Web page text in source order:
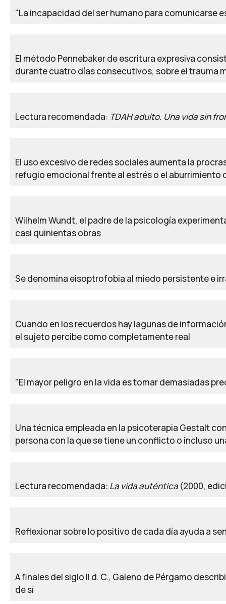
"La incapacidad del ser humano para comunicarse
El método Pennebaker de escritura expresiva
durante cuatro días consecutivos, sobre el trauma
Lectura recomendada: TDAH adulto. Una vida sin
El uso excesivo de redes sociales aumenta la
refugio emocional frente al estrés o el aburrimiento
Wilhelm Wundt, el padre de la psicología
casi quinientas obras
Se denomina eisoptrofobia al miedo persistente e
Cuando en los recuerdos hay lagunas de
el sujeto percibe como completamente real
"El mayor peligro en la vida es tomar demasiadas
Una técnica empleada en la psicoterapia Gestalt
persona con la que se tiene un conflicto o incluso
Lectura recomendada: La vida auténtica(2000,
Reflexionar sobre lo positivo de cada día ayuda a
A finales del siglo II d. C., Galeno de Pérgamo
de sí